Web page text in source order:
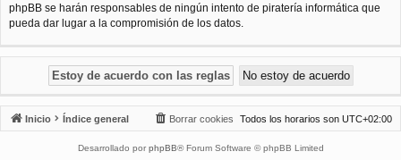
phpBB se harán responsables de ningún intento de piratería informática que
pueda dar lugar a la compromisión de los datos.
Inicio Índice general Todos los horarios son UTC+02:00
Borrar cookies
Desarrollado por phpBB® Forum Software © phpBB Limited